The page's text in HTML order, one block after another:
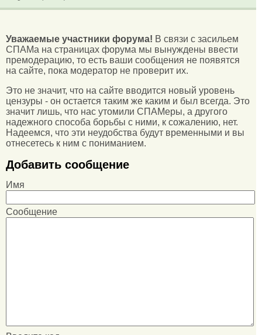
Уважаемые участники форума! В связи с засильем
СПАМа на страницах форума мы вынуждены ввести
премодерацию, то есть ваши сообщения не появятся
на сайте, пока модератор не проверит их.
Это не значит, что на сайте вводится новый уровень
цензуры - он остается таким же каким и был всегда. Это
значит лишь, что нас утомили СПАМеры, а другого
надежного способа борьбы с ними, к сожалению, нет.
Надеемся, что эти неудобства будут временными и вы
отнесетесь к ним с пониманием.
Добавить сообщение
Имя
Сообщение